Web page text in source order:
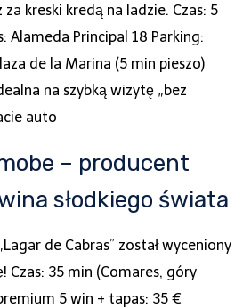
za kreski kredą na ladzie. Czas: 5
Alameda Principal 18 Parking:
de la Marina (5 min pieszo)
na szybką wizytę „bez
auto
– producent
słodkiego świata
de Cabras” został wyceniony
Czas: 35 min (Comares, góry
5 win + tapas: 35 €